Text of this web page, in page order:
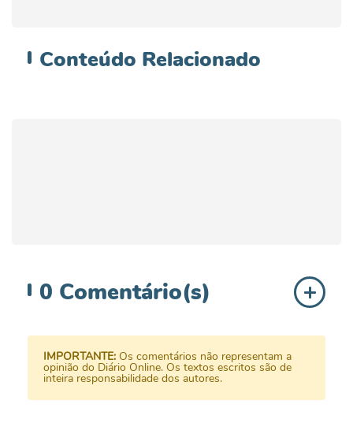
Conteúdo Relacionado
0 Comentário(s)
IMPORTANTE: Os comentários não representam a
opinião do Diário Online. Os textos escritos são de
inteira responsabilidade dos autores.